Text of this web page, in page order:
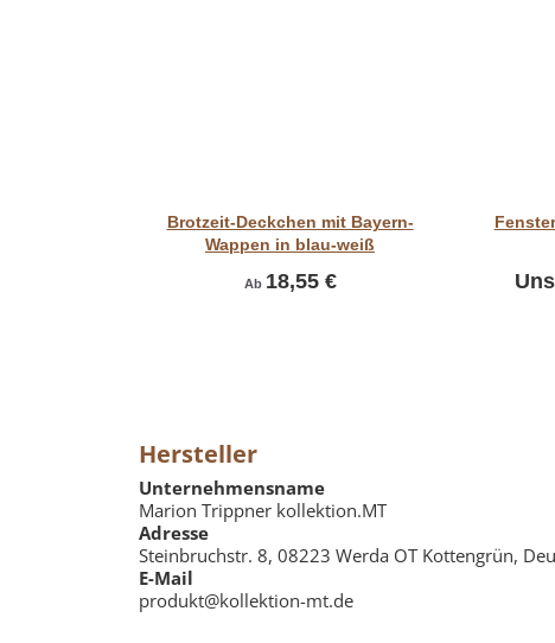
Brotzeit-Deckchen mit Bayern-
Wappen in blau-weiß
Ab 18,55 €
Hersteller
Unternehmensname
Marion Trippner kollektion.MT
Adresse
Steinbruchstr. 8, 08223 Werda OT Kottengrün,
E-Mail
produkt@kollektion-mt.de